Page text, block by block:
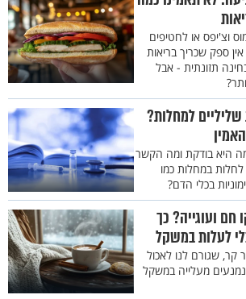
וצ'יפס או לחטיפים
ספק שכריך בריאות
תזונתית - אבל
למחלות?
מה היא בודקת ומה הקשר
לחלות במחלות כמו
בכלי הדם?
ועוגייה? כך
לעלות במשקל
קר, שגורם לנו לאכול
נמנעים מעלייה במשקל